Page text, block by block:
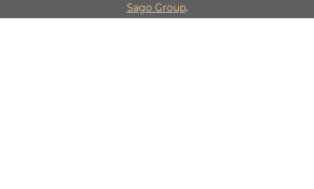
Sago Group.